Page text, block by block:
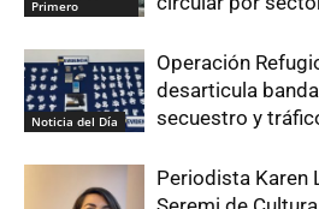
Primero
Noticia del Día
Operación
desarticula
secuestro y
Periodista Karen